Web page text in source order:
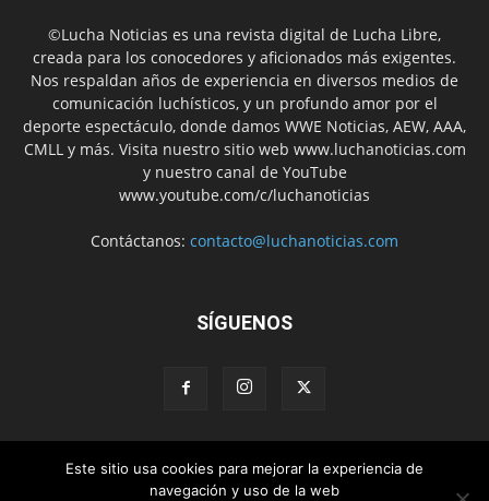
©Lucha Noticias es una revista digital de Lucha Libre,
creada para los conocedores y aficionados más exigentes.
Nos respaldan años de experiencia en diversos medios de
comunicación luchísticos, y un profundo amor por el
deporte espectáculo, donde damos WWE Noticias, AEW, AAA,
CMLL y más. Visita nuestro sitio web www.luchanoticias.com
y nuestro canal de YouTube
www.youtube.com/c/luchanoticias
Contáctanos: contacto@luchanoticias.com
SÍGUENOS
WWE Noticias WWE AEW
Lucha Libre Mexicana
Colabora con nosotros
Este sitio usa cookies para mejorar la experiencia de
navegación y uso de la web